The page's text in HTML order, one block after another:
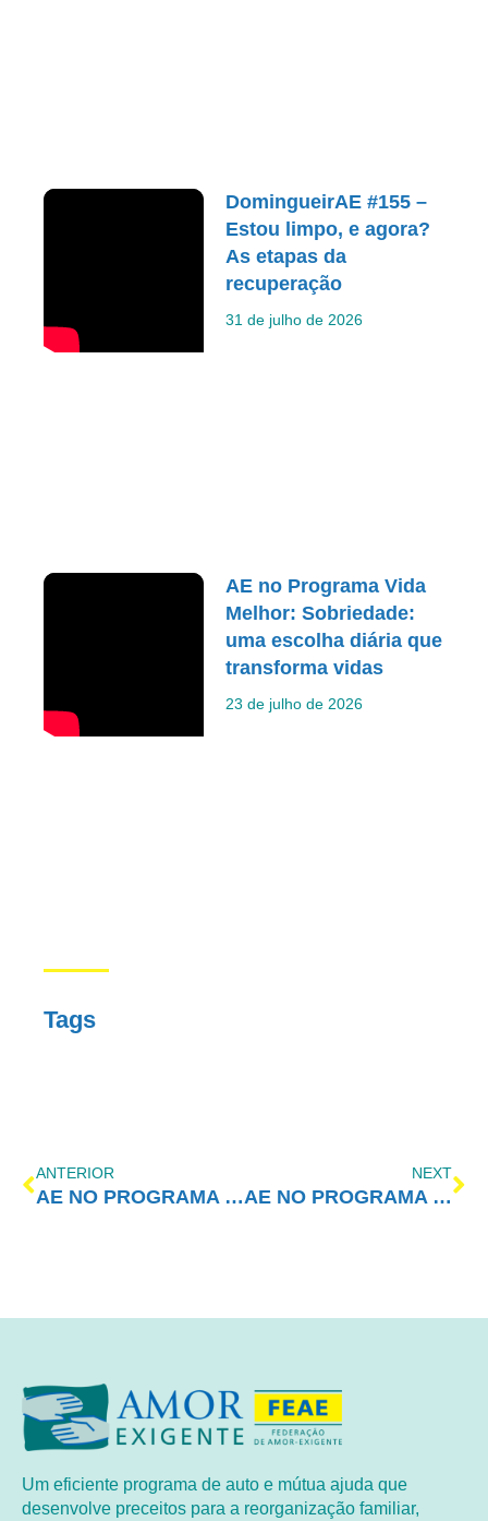
DomingueirAE #155 –
Estou limpo, e agora?
As etapas da
recuperação
31 de julho de 2026
AE no Programa Vida
Melhor: Sobriedade:
uma escolha diária que
transforma vidas
23 de julho de 2026
Tags
ANTERIOR
AE NO PROGRAMA VIDA MELHOR – REDEVIDA – 29/05/2023
NEXT
AE NO PROGRAMA VIDA MELHOR – REDEVIDA – 05/06/2023
Um eficiente programa de auto e mútua ajuda que
desenvolve preceitos para a reorganização familiar,